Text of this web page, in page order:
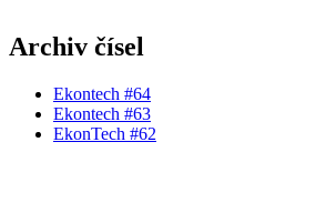
Archiv čísel
Ekontech #64
Ekontech #63
EkonTech #62